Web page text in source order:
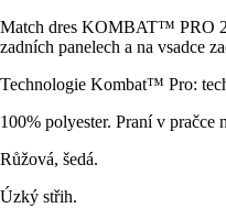
Match dres KOMBAT™ PRO
zadních panelech a na vsadce
Technologie Kombat™ Pro:
100% polyester. Praní v pračce
Růžová, šedá.
Úzký střih.